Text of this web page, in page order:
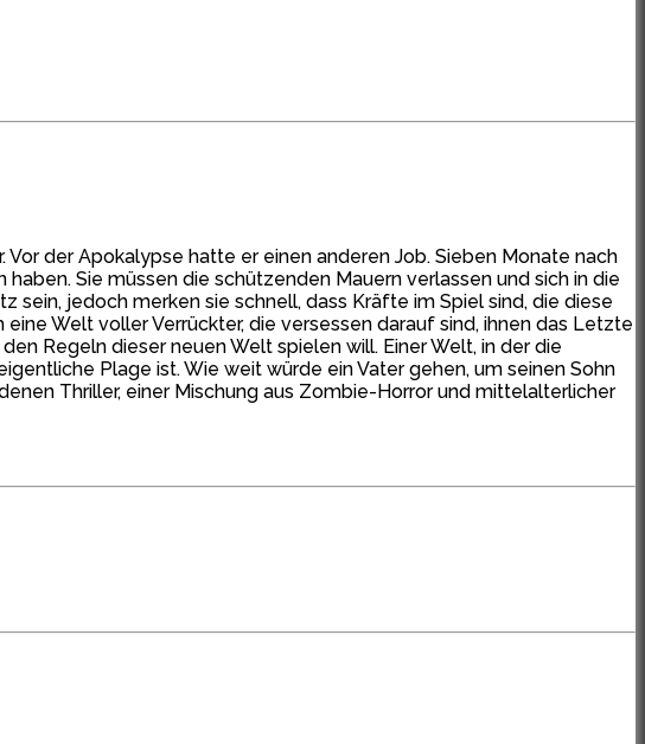
der Apokalypse hatte er einen anderen Job. Sieben Monate nach
Sie müssen die schützenden Mauern verlassen und sich in die
sein, jedoch merken sie schnell, dass Kräfte im Spiel sind, die diese
Welt voller Verrückter, die versessen darauf sind, ihnen das Letzte
Regeln dieser neuen Welt spielen will. Einer Welt, in der die
Plage ist. Wie weit würde ein Vater gehen, um seinen Sohn
Thriller, einer Mischung aus Zombie-Horror und mittelalterlicher